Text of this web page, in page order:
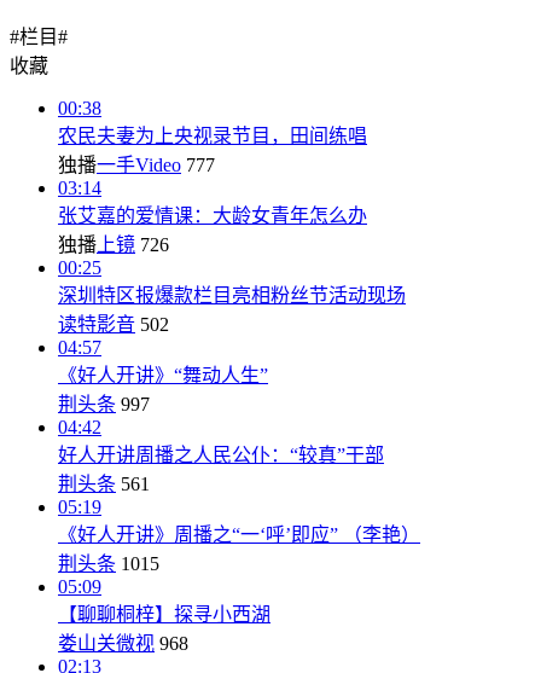
#栏目#
收藏
00:38
农民夫妻为上央视录节目，田间练唱
独播一手Video 777
03:14
张艾嘉的爱情课：大龄女青年怎么办
独播 上镜 726
00:25
深圳特区报爆款栏目亮相粉丝节活动现场
读特影音 502
04:57
《好人开讲》“舞动人生”
荆头条 997
04:42
好人开讲周播之人民公仆：“较真”干部
荆头条 561
05:19
《好人开讲》周播之“一‘呼’即应” （李艳）
荆头条 1015
05:09
【聊聊桐梓】探寻小西湖
娄山关微视 968
02:13